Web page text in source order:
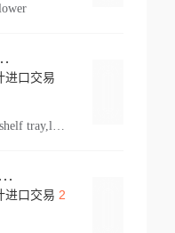
进口交易
Russell James Cornelia Arlington Va
进口交易 2